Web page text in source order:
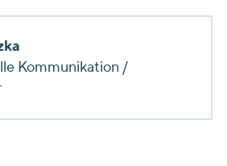
Kommunikation /